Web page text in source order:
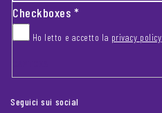
Checkboxes*
Ho letto e accetto la privacy policy
Seguici sui social